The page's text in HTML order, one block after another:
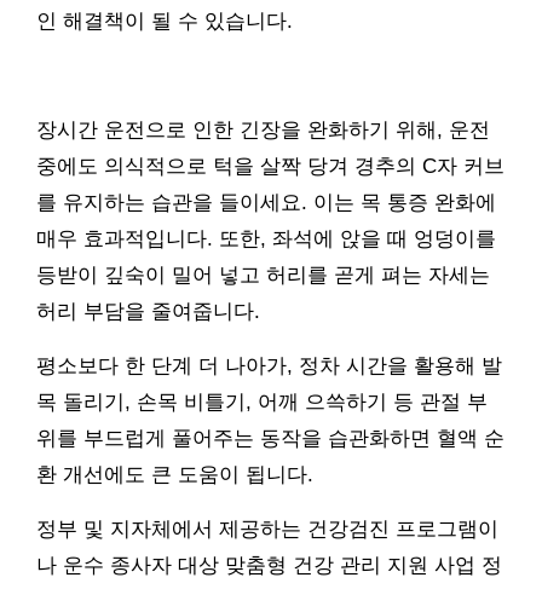
인 해결책이 될 수 있습니다.
장시간 운전으로 인한 긴장을 완화하기 위해, 운전
중에도 의식적으로 턱을 살짝 당겨 경추의 C자 커브
를 유지하는 습관을 들이세요. 이는 목 통증 완화에
매우 효과적입니다. 또한, 좌석에 앉을 때 엉덩이를
등받이 깊숙이 밀어 넣고 허리를 곧게 펴는 자세는
허리 부담을 줄여줍니다.
평소보다 한 단계 더 나아가, 정차 시간을 활용해 발
목 돌리기, 손목 비틀기, 어깨 으쓱하기 등 관절 부
위를 부드럽게 풀어주는 동작을 습관화하면 혈액 순
환 개선에도 큰 도움이 됩니다.
정부 및 지자체에서 제공하는 건강검진 프로그램이
나 운수 종사자 대상 맞춤형 건강 관리 지원 사업 정